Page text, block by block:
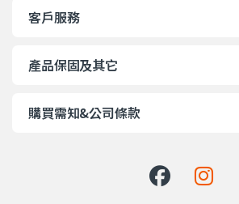
客戶服務
產品保固及其它
購買需知&公司條款